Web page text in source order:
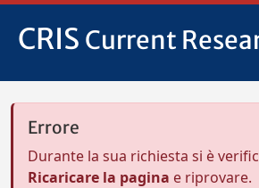
CRIS Current
Errore
Durante la sua richiesta si è
Ricaricare la pagina e riprovare.